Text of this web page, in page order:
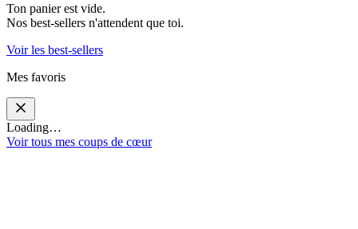
Ton panier est vide.
Nos best-sellers n'attendent que toi.
Voir les best-sellers
Mes favoris
Loading…
Voir tous mes coups de cœur